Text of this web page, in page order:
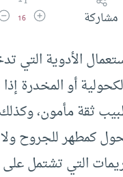
مشاركة زيادة حجم
16
الأدوية التي
أو المخدرة
ثقة مأمون،
كمطهر للجروح
التي تشتمل على